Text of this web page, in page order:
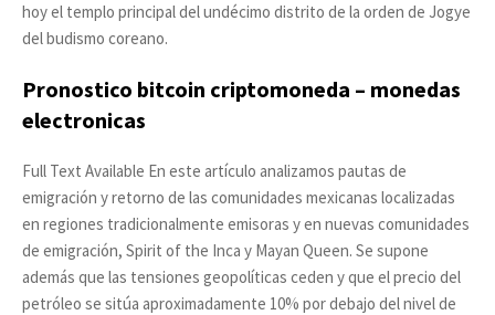
hoy el templo principal del undécimo distrito de la orden de Jogye
del budismo coreano.
Pronostico bitcoin criptomoneda – monedas
electronicas
Full Text Available En este artículo analizamos pautas de
emigración y retorno de las comunidades mexicanas localizadas
en regiones tradicionalmente emisoras y en nuevas comunidades
de emigración, Spirit of the Inca y Mayan Queen. Se supone
además que las tensiones geopolíticas ceden y que el precio del
petróleo se sitúa aproximadamente 10% por debajo del nivel de